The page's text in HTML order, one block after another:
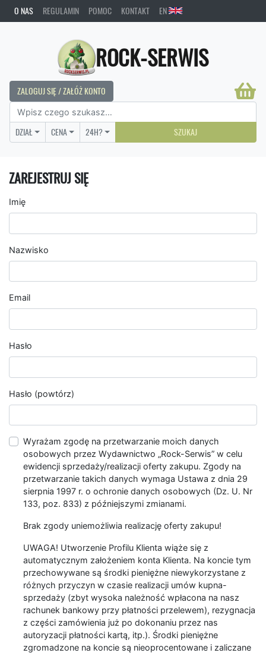
O NAS REGULAMIN POMOC KONTAKT EN
ROCK-SERWIS
ZALOGUJ SIĘ / ZAŁÓŻ KONTO
DZIAŁ CENA 24H? SZUKAJ
ZAREJESTRUJ SIĘ
Imię
Nazwisko
Email
Hasło
Hasło (powtórz)
Wyrażam zgodę na przetwarzanie moich danych
osobowych przez Wydawnictwo „Rock-Serwis” w celu
ewidencji sprzedaży/realizacji oferty zakupu. Zgody na
przetwarzanie takich danych wymaga Ustawa z dnia 29
sierpnia 1997 r. o ochronie danych osobowych (Dz. U. Nr
133, poz. 833) z późniejszymi zmianami.
Brak zgody uniemożliwia realizację oferty zakupu!
UWAGA! Utworzenie Profilu Klienta wiąże się z
automatycznym założeniem konta Klienta. Na koncie tym
przechowywane są środki pieniężne niewykorzystane z
różnych przyczyn w czasie realizacji umów kupna-
sprzedaży (zbyt wysoka należność wpłacona na nasz
rachunek bankowy przy płatności przelewem), rezygnacja
z części zamówienia już po dokonaniu przez nas
autoryzacji płatności kartą, itp.). Środki pieniężne
zgromadzone na koncie są nieoprocentowane i zaliczane